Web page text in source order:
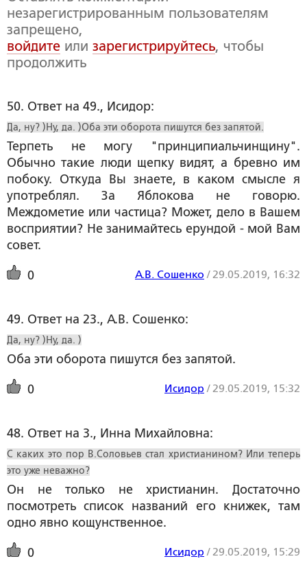
незарегистрированным пользователям
запрещено,
войдите или зарегистрируйтесь, чтобы
продолжить
50. Ответ на 49., Исидор:
Да, ну? )Ну, да. )Оба эти оборота пишутся без запятой.
Терпеть не могу "принципиальчинщину".
Обычно такие люди щепку видят, а бревно им
побоку. Откуда Вы знаете, в каком смысле я
употреблял. За Яблокова не говорю.
Междометие или частица? Может, дело в Вашем
восприятии? Не занимайтесь ерундой - мой Вам
совет.
0 А.В. Сошенко / 29.05.2019, 16:32
49. Ответ на 23., А.В. Сошенко:
Да, ну? )Ну, да. )
Оба эти оборота пишутся без запятой.
0 Исидор / 29.05.2019, 15:32
48. Ответ на 3., Инна Михайловна:
С каких это пор В.Соловьев стал христианином? Или теперь
это уже неважно?
Он не только не христианин. Достаточно
посмотреть список названий его книжек, там
одно явно кощунственное.
0 Исидор / 29.05.2019, 15:29